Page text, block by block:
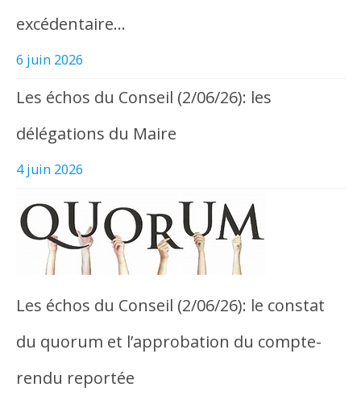
excédentaire…
6 juin 2026
Les échos du Conseil (2/06/26): les
délégations du Maire
4 juin 2026
Les échos du Conseil (2/06/26): le constat
du quorum et l’approbation du compte-
rendu reportée